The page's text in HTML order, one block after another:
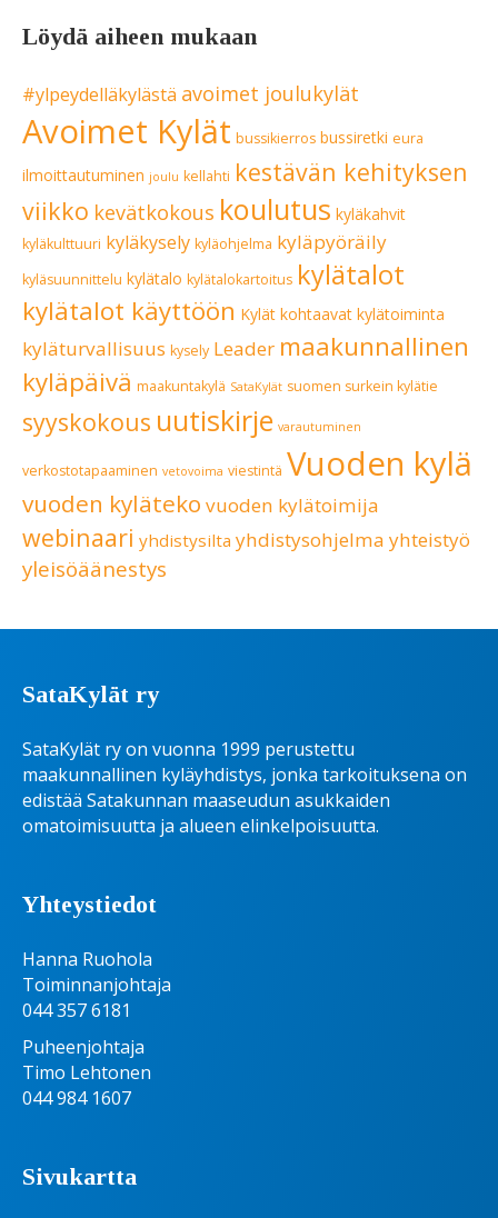
Löydä aiheen mukaan
#ylpeydelläkylästä avoimet joulukylät
Avoimet Kylät bussikierros bussiretki eura
ilmoittautuminen joulu kellahti kestävän kehityksen
viikko kevätkokous koulutus kyläkahvit
kyläkulttuuri kyläkysely kyläohjelma kyläpyöräily
kyläsuunnittelu kylätalo kylätalokartoitus kylätalot
kylätalot käyttöön Kylät kohtaavat kylätoiminta
kyläturvallisuus kysely Leader maakunnallinen
kyläpäivä maakuntakylä SataKylät suomen surkein kylätie
syyskokous uutiskirje varautuminen
verkostotapaaminen vetovoima viestintä Vuoden kylä
vuoden kyläteko vuoden kylätoimija
webinaari yhdistysilta yhdistysohjelma yhteistyö
yleisöäänestys
SataKylät ry
SataKylät ry on vuonna 1999 perustettu
maakunnallinen kyläyhdistys, jonka tarkoituksena on
edistää Satakunnan maaseudun asukkaiden
omatoimisuutta ja alueen elinkelpoisuutta.
Yhteystiedot
Hanna Ruohola
Toiminnanjohtaja
044 357 6181
Puheenjohtaja
Timo Lehtonen
044 984 1607
Sivukartta